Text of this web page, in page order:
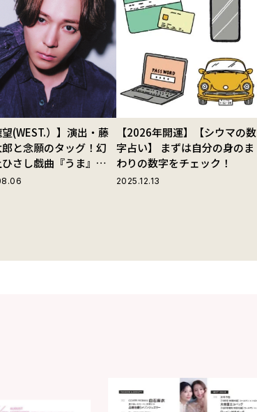
望(WEST.）】演出・藤
と念願のタッグ！幻
さし戯曲『うま』で
爽快な悪人”の魅力と
【2026年開運】【シウマの数
字占い】 まずは自分の身のま
わりの数字をチェック！
2025.12.13